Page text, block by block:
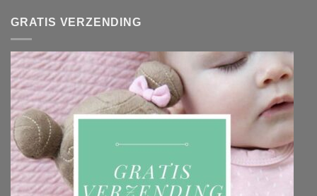
voor
jaar.
GRATIS VERZENDING